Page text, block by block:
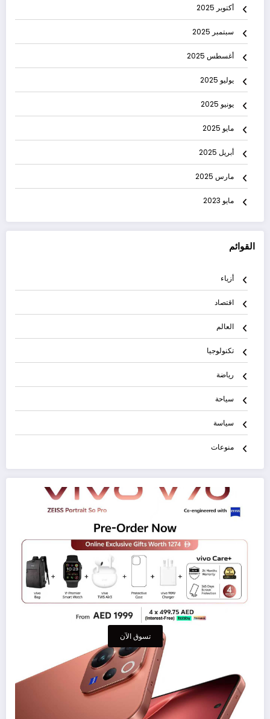
أكتوبر 2025
سبتمبر 2025
أغسطس 2025
يوليو 2025
يونيو 2025
مايو 2025
أبريل 2025
مارس 2025
مايو 2023
القوائم
أزياء
اقتصاد
العالم
تكنولوجيا
رياضة
سياحة
سياسة
منوعات
تسوق الآن